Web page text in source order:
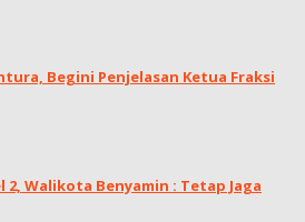
Begini Penjelasan Ketua Fraksi
Walikota Benyamin : Tetap Jaga